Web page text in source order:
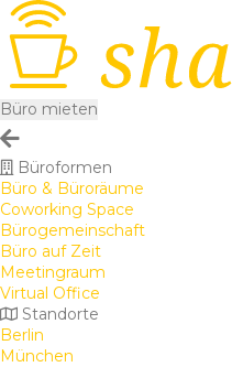
Büro mieten
Büroformen
Büro & Büroräume
Coworking Space
Bürogemeinschaft
Büro auf Zeit
Meetingraum
Virtual Office
Standorte
Berlin
München